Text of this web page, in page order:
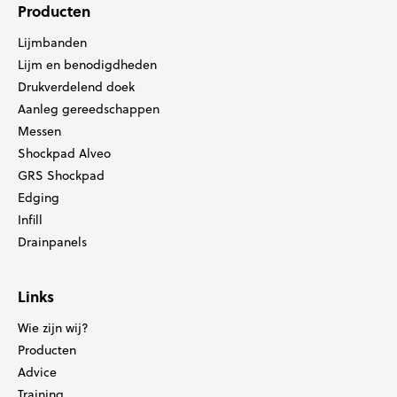
Producten
Lijmbanden
Lijm en benodigdheden
Drukverdelend doek
Aanleg gereedschappen
Messen
Shockpad Alveo
GRS Shockpad
Edging
Infill
Drainpanels
Links
Wie zijn wij?
Producten
Advice